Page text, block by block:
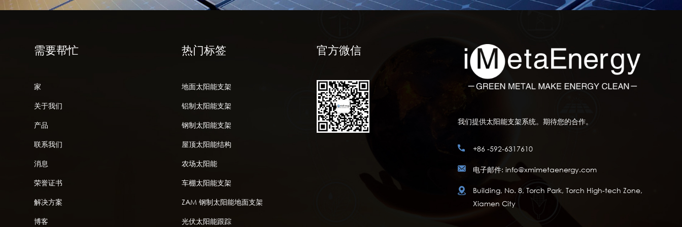
需要帮忙
家
关于我们
产品
联系我们
消息
荣誉证书
解决方案
博客
热门标签
地面太阳能支架
铝制太阳能支架
钢制太阳能支架
屋顶太阳能结构
农场太阳能
车棚太阳能支架
ZAM 钢制太阳能地面支架
光伏太阳能跟踪
官方微信
我们提供太阳能支架系统。期待您的合作。
+86 -592-6317610
电子邮件: info@xmimetaenergy.com
Building, No. 8, Torch Park, Torch High-tech Zone,
Xiamen City